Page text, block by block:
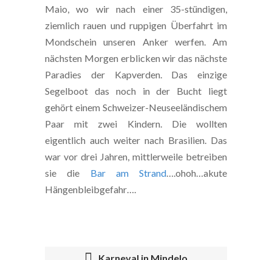
Maio, wo wir nach einer 35-stündigen,
ziemlich rauen und ruppigen Überfahrt im
Mondschein unseren Anker werfen. Am
nächsten Morgen erblicken wir das nächste
Paradies der Kapverden. Das einzige
Segelboot das noch in der Bucht liegt
gehört einem Schweizer-Neuseeländischem
Paar mit zwei Kindern. Die wollten
eigentlich auch weiter nach Brasilien. Das
war vor drei Jahren, mittlerweile betreiben
sie die Bar am Strand….ohoh…akute
Hängenbleibgefahr….